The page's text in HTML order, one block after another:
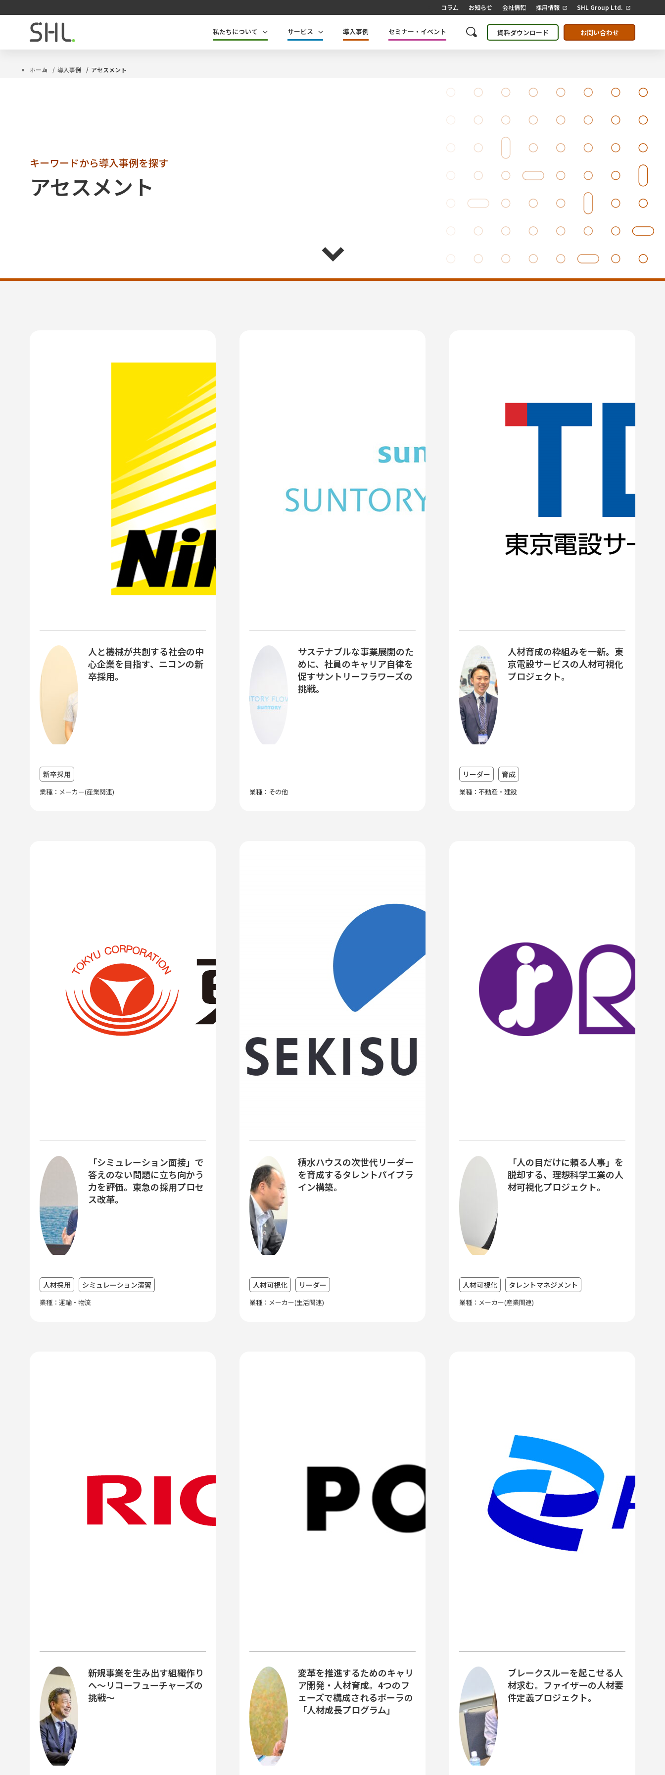
コラム お知らせ 会社情報 採用情報 SHL Group Ltd.
私たちについて サービス 導入事例 セミナー・イベント 資料ダウンロード お問い合わせ
ホーム 導入事例 アセスメント
キーワードから導入事例を探す
アセスメント
人と機械が共創する社会の中
心企業を目指す、ニコンの新
卒採用。
業種：メーカー(産業関連)
新卒採用
サステナブルな事業展開のた
めに、社員のキャリア自律を
促すサントリーフラワーズの
挑戦。
業種：その他
人材育成の枠組みを一新。東
京電設サービスの人材可視化
プロジェクト。
業種：不動産・建設
リーダー 育成
「シミュレーション面接」で
答えのない問題に立ち向かう
力を評価。東急の採用プロセ
ス改革。
業種：運輸・物流
人材採用 シミュレーション演習
積水ハウスの次世代リーダー
を育成するタレントパイプラ
イン構築。
業種：メーカー(生活関連)
人材可視化 リーダー
「人の目だけに頼る人事」を
脱却する、理想科学工業の人
材可視化プロジェクト。
業種：メーカー(産業関連)
人材可視化 タレントマネジメント
新規事業を生み出す組織作り
へ～リコーフューチャーズの
挑戦～
変革を推進するためのキャリ
ア開発・人材育成。4つのフ
ェーズで構成されるポーラの
「人材成長プログラム」
ブレークスルーを起こせる人
材求む。ファイザーの人材要
件定義プロジェクト。